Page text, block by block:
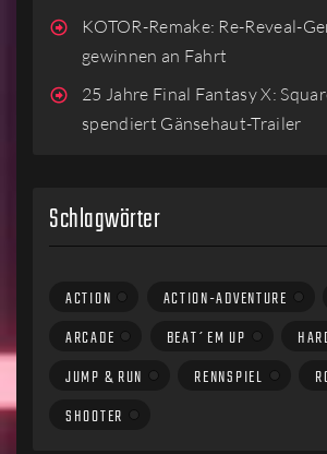
KOTOR-Remake: Re-Reveal-
gewinnen an Fahrt
25 Jahre Final Fantasy X:
spendiert Gänsehaut-Trailer
Schlagwörter
ACTION ACTION-ADVENTURE
ARCADE
BEAT´EM UP
JUMP & RUN
RENNSPIEL
SHOOTER